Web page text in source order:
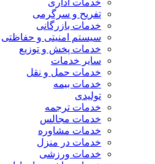
خدمات اداری
تفریح و سرگرمی
خدمات بازرگانی
سیستم امنیتی و حفاظتی
خدمات پخش و توزیع
سایر خدمات
خدمات حمل و نقل
خدمات بیمه
تولیدی
خدمات ترجمه
خدمات مجالس
خدمات مشاوره
خدمات در منزل
خدمات ورزشی